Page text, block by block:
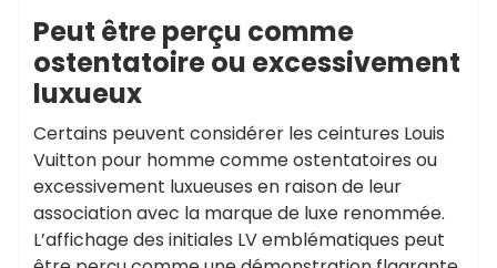
Peut être perçu comme
ostentatoire ou excessivement
luxueux
Certains peuvent considérer les ceintures Louis
Vuitton pour homme comme ostentatoires ou
excessivement luxueuses en raison de leur
association avec la marque de luxe renommée.
L’affichage des initiales LV emblématiques peut